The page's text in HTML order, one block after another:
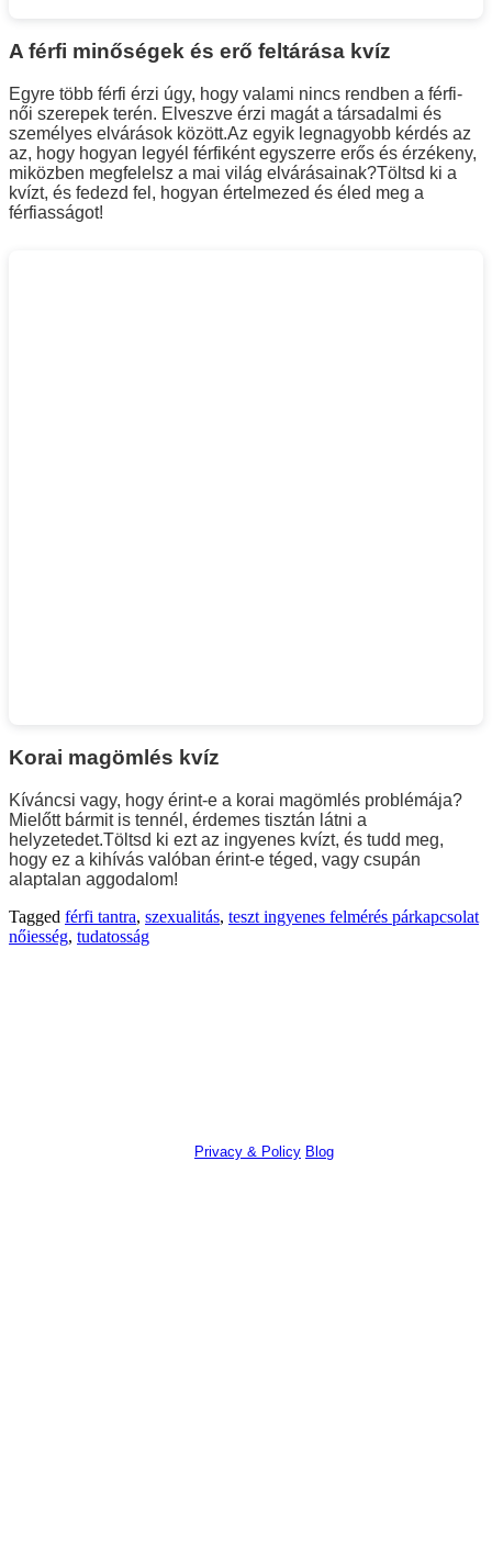
A férfi minőségek és erő feltárása kvíz
Egyre több férfi érzi úgy, hogy valami nincs rendben a férfi-
női szerepek terén. Elveszve érzi magát a társadalmi és
személyes elvárások között.Az egyik legnagyobb kérdés az
az, hogy hogyan legyél férfiként egyszerre erős és érzékeny,
miközben megfelelsz a mai világ elvárásainak?Töltsd ki a
kvízt, és fedezd fel, hogyan értelmezed és éled meg a
férfiasságot!
Korai magömlés kvíz
Kíváncsi vagy, hogy érint-e a korai magömlés problémája?
Mielőtt bármit is tennél, érdemes tisztán látni a
helyzetedet.Töltsd ki ezt az ingyenes kvízt, és tudd meg,
hogy ez a kihívás valóban érint-e téged, vagy csupán
alaptalan aggodalom!
Tagged férfi tantra, szexualitás, teszt ingyenes felmérés párkapcsolat
nőiesség, tudatosság
Privacy & Policy Blog